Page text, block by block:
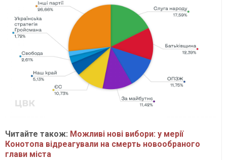
Читайте також: Можливі нові вибори: у мерії
Конотопа відреагували на смерть новообраного
глави міста